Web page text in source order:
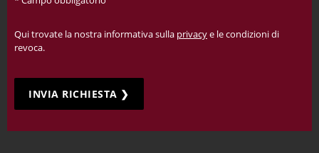
Qui trovate la nostra informativa sulla privacye le condizioni di
revoca.